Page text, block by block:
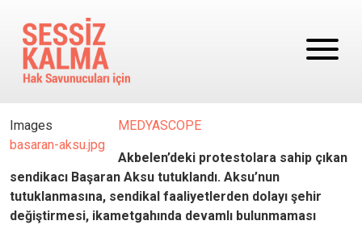
Images
basaran-aksu.jpg
MEDYASCOPE
Akbelen’deki protestolara sahip çıkan
sendikacı Başaran Aksu tutuklandı. Aksu’nun
tutuklanmasına, sendikal faaliyetlerden dolayı şehir
değiştirmesi, ikametgahında devamlı bulunmaması